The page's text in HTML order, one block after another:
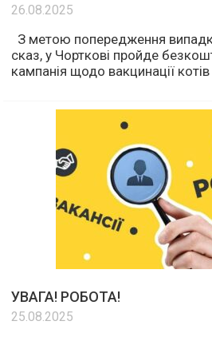
26.08.2025
З метою попередження
сказ, у Чорткові пройде
кампанія щодо вакцинації
УВАГА! РОБОТА!
25.08.2025